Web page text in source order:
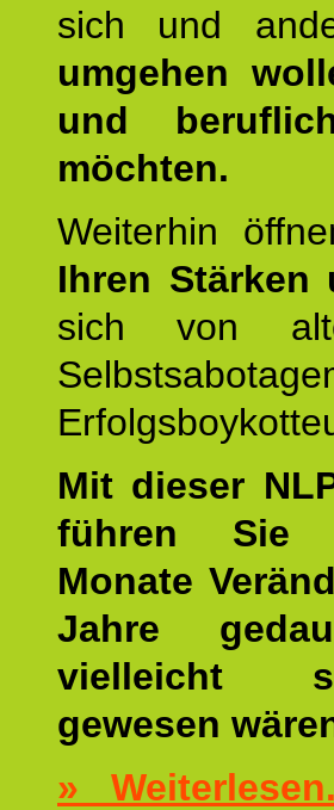
sich und
umgehen
und
möchten.
Weiterhin
Ihren Stärken
sich von
Mit dieser
führen Sie
Monate
Jahre
vielleicht
gewesen
»